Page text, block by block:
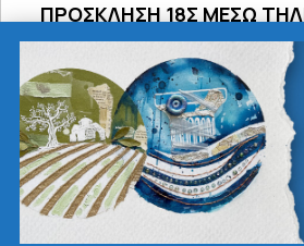
ΠΡΟΣΚΛΗΣΗ 18Σ ΜΕΣΩ
ΣΥΝΕΔΡΙΑΣΗΣ ΔΗΜΟΤΙΚΟΥ
2026
Δράσεις -